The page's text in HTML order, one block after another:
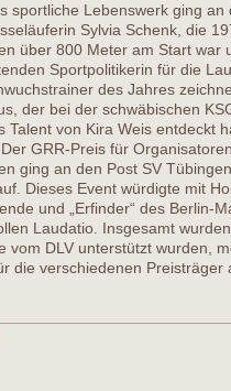
sportliche Lebenswerk ging an
Sylvia Schenk, die
über 800 Meter am Start war
Sportpolitikerin für die
des Jahres
der bei der schwäbischen
Talent von Kira Weis entdeckt
GRR-Preis für
ging an den Post SV
Dieses Event würdigte mit
und „Erfinder“ des Berlin-
Laudatio. Insgesamt
vom DLV unterstützt wurden,
die verschiedenen Preisträger